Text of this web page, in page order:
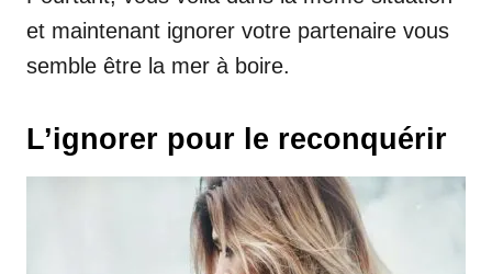
et maintenant ignorer votre partenaire vous
semble être la mer à boire.
L’ignorer pour le reconquérir